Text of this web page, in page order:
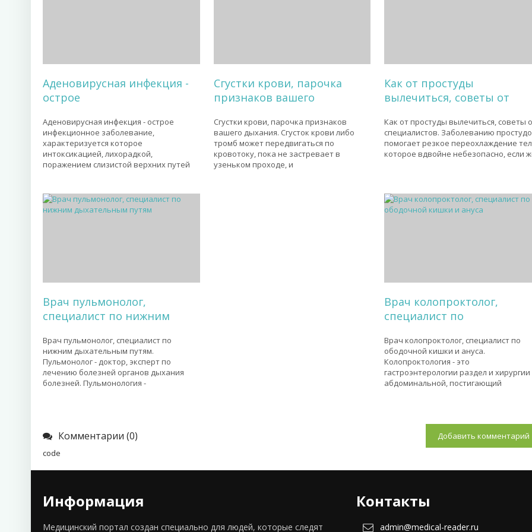
Аденовирусная инфекция -
острое
Аденовирусная инфекция - острое
инфекционное заболевание,
характеризуется которое
интоксикацией, лихорадкой,
поражением слизистой верхних путей
Сгустки крови, парочка
признаков вашего
Сгустки крови, парочка признаков
вашего дыхания. Сгусток крови либо
тромб может передвигаться по
кровотоку, пока не застревает в
узеньком проходе, и
Как от простуды
вылечиться, советы от
Как от простуды вылечиться, советы
специалистов. Заболеванию
помогает резкое переохлаждение
которое вдвойне небезопасно, если
Врач пульмонолог,
специалист по нижним
Врач пульмонолог, специалист по
нижним дыхательным путям.
Пульмонолог - доктор, эксперт по
лечению болезней органов дыхания
болезней. Пульмонология -
Врач колопроктолог,
специалист по
Врач колопроктолог, специалист по
ободочной кишки и ануса.
Колопроктология - это
гастроэнтерологии раздел и хирургии
абдоминальной, постигающий
Комментарии (0) Добавить комментарий
code
Информация
Медицинский портал создан специально для людей, которые следят
Контакты
admin@medical-reader.ru